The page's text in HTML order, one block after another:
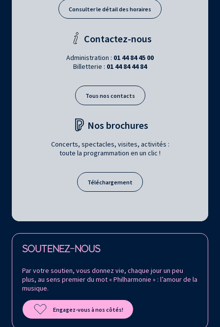
Consulter le détail des horaires
Contactez-nous
Administration : 01 44 84 45 00
Billetterie : 01 44 84 44 84
Tous nos contacts
Nos brochures
Concerts, spectacles, visites, activités :
toute la programmation en un clic !
Téléchargement
SOUTENEZ-NOUS
Par votre soutien, vous donnez vie, chaque jour un peu
plus, au sens premier du mot « Philharmonie » : l’amour de la
musique.
Engagez-vous à nos côtés!
Retrouvez la Philharmonie de Paris sur